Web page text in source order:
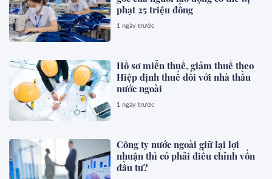
phạt 25 triệu đồng
1 ngày trước
Hồ sơ miễn thuế, giảm thuế theo
Hiệp định thuế đối với nhà thầu
nước ngoài
1 ngày trước
Công ty nước ngoài giữ lại lợi
nhuận thì có phải điều chỉnh vốn
đầu tư?